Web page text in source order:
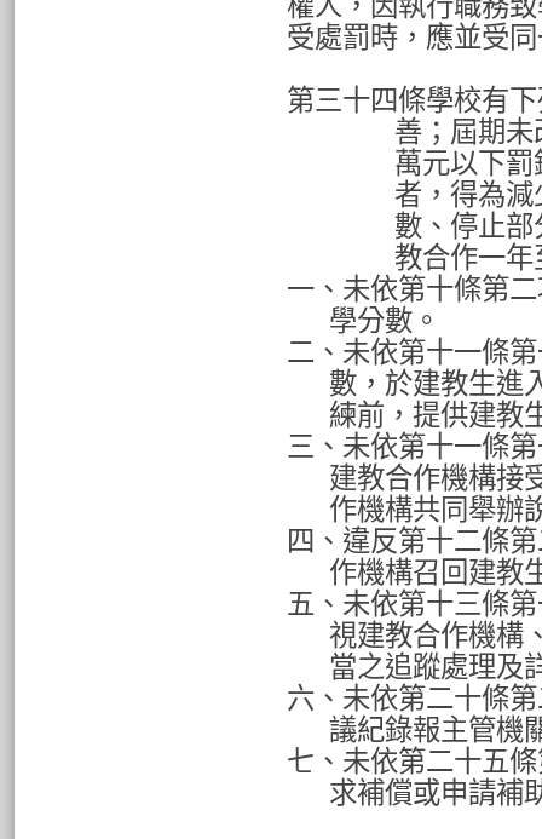
受處罰時，應並受
第三十四條學校有
善；屆期
萬元以下
者，得為
數、停止
教合作一
一、未依第十條第
學分數。
二、未依第十一條
數，於建教生進
練前，提供建教
三、未依第十一條
建教合作機構接
作機構共同舉辦
四、違反第十二條
作機構召回建教
五、未依第十三條
視建教合作機構
當之追蹤處理及
六、未依第二十條
議紀錄報主管機
七、未依第二十五
求補償或申請補